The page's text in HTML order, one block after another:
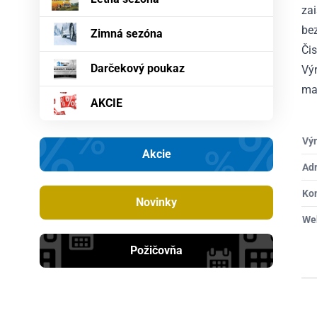
Zimná sezóna
Darčekový poukaz
AKCIE
Akcie
Novinky
Požičovňa